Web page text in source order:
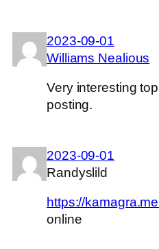
2023-09-01
Williams Nealious
Very interesting
posting.
2023-09-01
Randyslild
https://
online